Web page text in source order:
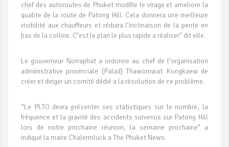
chef des autoroutes de Phuket modifie le virage et ameliore la
qualite de la route de Patong Hill. Cela donnera une meilleure
visibilité aux chauffeurs et réduira l’inclinaison de la pente en
bas de la colline. C’est le plan le plus rapide a réaliser” dit elle.
Le gouverneur Norraphat a ordonne au chef de l’organisation
administrative provinciale (Palad) Thawornwat Kongkaew de
créer et diriger un comité dédié a la résolution de ce problème.
“Le PLTO devra présenter ses statistiques sur le nombre, la
fréquence et la gravité des accidents survenus sur Patong Hill
lors de notre prochaine réunion, la semaine prochaine” a
indiqué la maire Chalermluck a The Phuket News.